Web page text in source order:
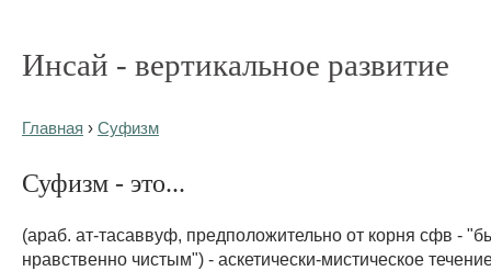
Инсай - вертикальное развитие
Главная › Суфизм
Суфизм - это...
(араб. ат-тасаввуф, предположительно от корня сфв -
нравственно чистым") - аскетически-мистическое